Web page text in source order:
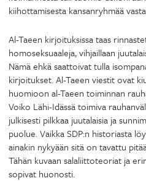
kiihottamisesta kansanryhmää
Al-Taeen kirjoituksissa taas
homoseksuaaleja, vihjaillaan
Nämä ehkä saattoivat tulla
kirjoitukset. Al-Taeen viestit ovat
huomioon al-Taeen toiminnan
Voiko Lähi-Idässä toimiva
julkisesti pilkkaa juutalaisia ja
puolue. Vaikka SDP:n historiasta
ainakin nykyään sitä on tavattu
Tähän kuvaan salaliittoteoriat ja
sopivat huonosti.